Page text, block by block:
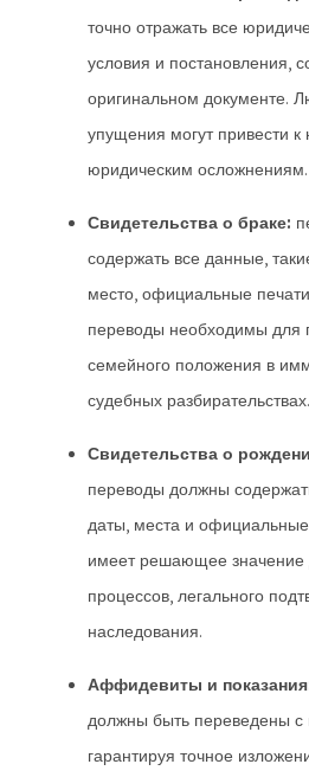
точно отражать все
условия и постановления,
оригинальном документе.
упущения могут привести
юридическим осложнениям.
Свидетельства о браке:
содержать все данные,
место, официальные
переводы необходимы для
семейного положения в
судебных разбирательствах.
Свидетельства о
переводы должны
даты, места и официальные
имеет решающее
процессов, легального
наследования.
Аффидевиты и
должны быть переведены с
гарантируя точное